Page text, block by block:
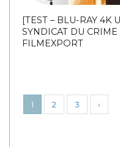
[TEST – BLU-RAY 4K
SYNDICAT DU
FILMEXPORT
1 2 3 ›